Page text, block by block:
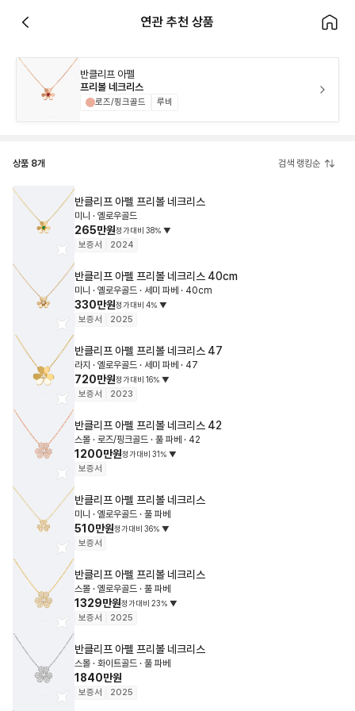
연관 추천 상품
반클리프 아펠
프리볼 네크리스
로즈/핑크골드 루비
상품 8개 검색 랭킹순
반클리프 아펠 프리볼 네크리스
미니 · 옐로우골드
265만원정가대비 38% ▼
보증서 2024
반클리프 아펠 프리볼 네크리스 40cm
미니 · 옐로우골드 · 세미 파베 · 40cm
330만원정가대비 4% ▼
보증서 2025
반클리프 아펠 프리볼 네크리스 47
라지 · 옐로우골드 · 세미 파베 · 47
720만원정가대비 16% ▼
보증서 2023
반클리프 아펠 프리볼 네크리스 42
스몰 · 로즈/핑크골드 · 풀 파베 · 42
1200만원정가대비 31% ▼
보증서
반클리프 아펠 프리볼 네크리스
미니 · 옐로우골드 · 풀 파베
510만원정가대비 36% ▼
보증서
반클리프 아펠 프리볼 네크리스
스몰 · 옐로우골드 · 풀 파베
1329만원정가대비 23% ▼
보증서 2025
반클리프 아펠 프리볼 네크리스
스몰 · 화이트골드 · 풀 파베
1840만원
보증서 2025